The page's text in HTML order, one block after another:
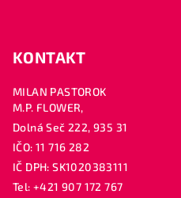
KONTAKT
MILAN PASTOROK
M.P. FLOWER,
Dolná Seč 222, 935 31
IČO: 11 716 282
IČ DPH: SK1020383111
Tel: +421 907 172 767